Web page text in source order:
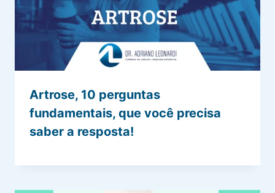
Artrose, 10 perguntas
fundamentais, que você precisa
saber a resposta!